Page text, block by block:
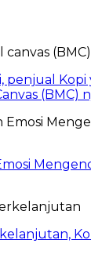
penjual
(BMC)